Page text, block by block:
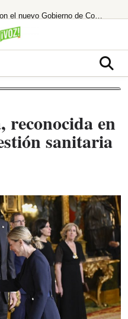
España quiere trabajar con el nuevo Gobierno de Colombia
de la cara?
taquillazo que hizo historia
en
sanitaria